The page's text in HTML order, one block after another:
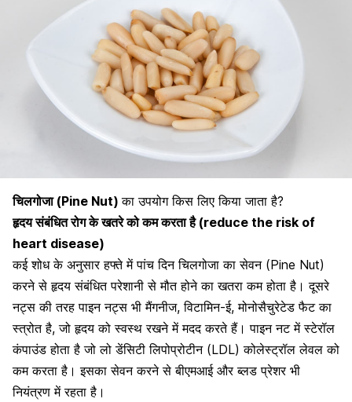
चिलगोजा (Pine Nut)का उपयोग किस लिए किया जाता है?
हृदय संबंधित रोग के खतरे को कम करता है (reduce the risk of
heart disease)
कई शोध के अनुसार हफ्ते में पांच दिन चिलगोजा का सेवन (Pine Nut)
करने से हृदय संबंधित परेशानी से मौत होने का खतरा कम होता है। दूसरे
नट्स की तरह पाइन नट्स भी मैंगनीज, विटामिन-ई, मोनोसैचुरेटेड फैट का
स्त्रोत है, जो हृदय को स्वस्थ रखने में मदद करते हैं। पाइन नट में स्टेरॉल
कंपाउंड होता है जो लो डेंसिटी लिपोप्रोटीन (LDL) कोलेस्ट्रॉल लेवल को
कम करता है। इसका सेवन करने सेबीएमआईऔरब्लड प्रेशर भी
नियंत्रण में रहता है।